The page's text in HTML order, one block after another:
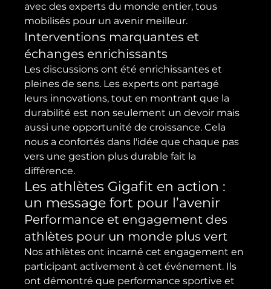
avec des experts du monde entier, tous
mobilisés pour un avenir meilleur.
Interventions marquantes et
échanges enrichissants
Les discussions ont été enrichissantes et
pleines de sens. Les experts ont partagé
leurs innovations, tout en montrant que la
durabilité est non seulement un devoir mais
aussi une opportunité de croissance. Cela
nous a confortés dans l'idée que chaque pas
vers une gestion plus durable fait la
différence.
Les athlètes Gigafit en action :
un message fort pour l’avenir
Performance et engagement des
athlètes pour un monde plus vert
Nos athlètes ont incarné cet engagement en
participant activement à cet événement. Ils
ont démontré que performance sportive et